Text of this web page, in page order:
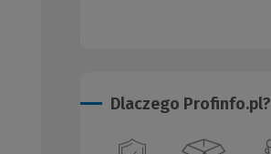
Dlaczego Profinfo.pl?